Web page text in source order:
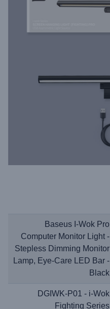
Baseus I-Wok Pro
Computer Monitor Light -
Stepless Dimming Monitor
Lamp, Eye-Care LED Bar -
Black
DGIWK-P01 - i-Wok
Fighting Series